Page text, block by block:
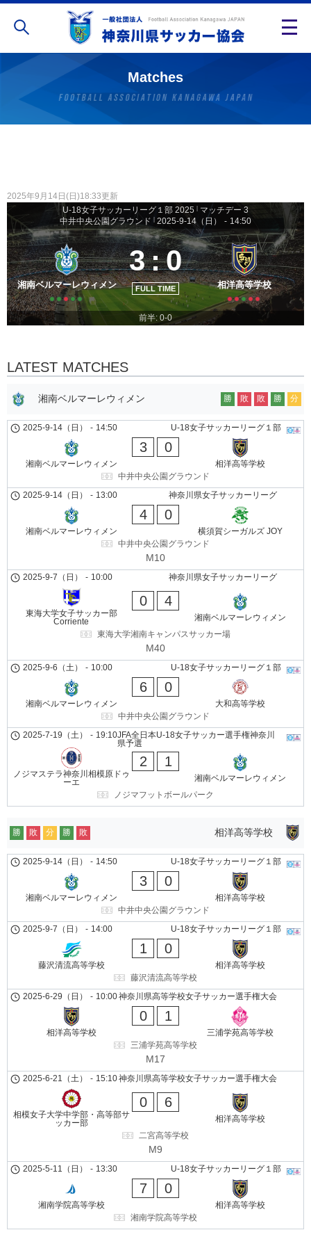
Matches
2025年9月14日(日)18:33更新
U-18女子サッカーリーグ１部 2025
マッチデー 3
中井中央公園グラウンド
2025-9-14（日） - 14:50
湘南ベルマーレウィメン
3:0
FULL TIME 相洋高等学校
前半: 0-0
LATEST MATCHES
湘南ベルマーレウィメン 勝 敗 敗 勝 分
U-18女子サッカーリーグ１部
2025-9-14（日） - 14:50
湘南ベルマーレウィメン
3 0
相洋高等学校
中井中央公園グラウンド
神奈川県女子サッカーリーグ
2025-9-14（日） - 13:00
湘南ベルマーレウィメン
4 0
横須賀シーガルズ JOY
中井中央公園グラウンド
M10
神奈川県女子サッカーリーグ
2025-9-7（日） - 10:00
東海大学女子サッカー部
Corriente
0 4
湘南ベルマーレウィメン
東海大学湘南キャンパスサッカー場
M40
U-18女子サッカーリーグ１部
2025-9-6（土） - 10:00
湘南ベルマーレウィメン
6 0
大和高等学校
中井中央公園グラウンド
JFA全日本U-18女子サッカー選手権神奈川
県予選
2025-7-19（土） - 19:10
ノジマステラ神奈川相模原ドゥ
ーエ
2 1
湘南ベルマーレウィメン
ノジマフットボールパーク
相洋高等学校
勝 敗 分 勝 敗
U-18女子サッカーリーグ１部
2025-9-14（日） - 14:50
湘南ベルマーレウィメン
3 0
相洋高等学校
中井中央公園グラウンド
U-18女子サッカーリーグ１部
2025-9-7（日） - 14:00
藤沢清流高等学校
1 0
相洋高等学校
藤沢清流高等学校
神奈川県高等学校女子サッカー選手権大会
2025-6-29（日） - 10:00
相洋高等学校
0 1
三浦学苑高等学校
三浦学苑高等学校
M17
神奈川県高等学校女子サッカー選手権大会
2025-6-21（土） - 15:10
相模女子大学中学部・高等部サ
ッカー部
0 6
相洋高等学校
二宮高等学校
M9
U-18女子サッカーリーグ１部
2025-5-11（日） - 13:30
湘南学院高等学校
7 0
相洋高等学校
湘南学院高等学校